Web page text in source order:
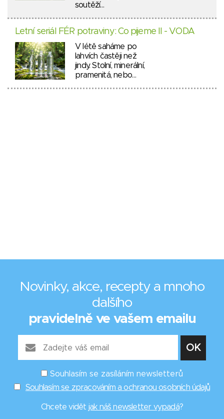
soutěží…
Letní seriál FÉR potraviny: Co pijeme II - VODA
V létě saháme po
lahvích častěji než
jindy. Stolní, minerální,
pramenitá, nebo…
Novinky, akce, recepty a mnoho
dalšího
pravidelně ve vašem emailu
Souhlasím se zasíláním newsletterů
Souhlasím se zpracováním a ochranou osobních údajů
Chcete vidět jak náš newsletter vypadá?